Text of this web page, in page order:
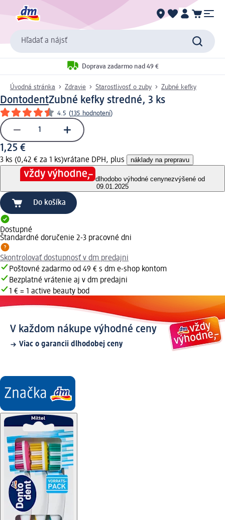
Hľadať a nájsť
Doprava zadarmo nad 49 €
Úvodná stránka Zdravie Starostlivosť o zuby Zubné kefky
DontodentZubné kefky stredné, 3 ks
4.5 (135 hodnotení)
1,25 €
3 ks (0,42 € za 1 ks)vrátane DPH, plus náklady na prepravu
dlhodobo výhodné cenynezvýšené od
09.01.2025
Do košíka
Dostupné
Štandardné doručenie 2-3 pracovné dni
Skontrolovať dostupnosť v dm predajni
Poštovné zadarmo od 49 € s dm e-shop kontom
Bezplatné vrátenie aj v dm predajni
1 € = 1 active beauty bod
V každom nákupe výhodné ceny
Viac o garancii dlhodobej ceny